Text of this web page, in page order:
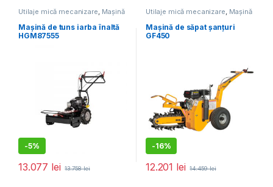
Utilaje mică mecanizare, Mașină
Mașină de tuns iarba înaltă
HGM87555
-5%
13.077 lei 13.758lei
Utilaje mică mecanizare, Mașină
de săpat șanțuri
Mașină de săpat șanțuri
GF450
-16%
12.201 lei 14.459lei